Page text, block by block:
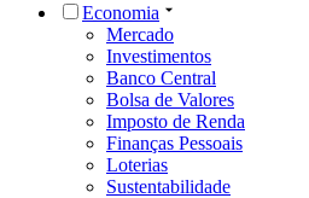
Economia
Mercado
Investimentos
Banco Central
Bolsa de Valores
Imposto de Renda
Finanças Pessoais
Loterias
Sustentabilidade